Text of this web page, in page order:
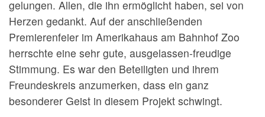
gelungen. Allen, die ihn ermöglicht haben, sei von
Herzen gedankt. Auf der anschließenden
Premierenfeier im Amerikahaus am Bahnhof Zoo
herrschte eine sehr gute, ausgelassen-freudige
Stimmung. Es war den Beteiligten und ihrem
Freundeskreis anzumerken, dass ein ganz
besonderer Geist in diesem Projekt schwingt.